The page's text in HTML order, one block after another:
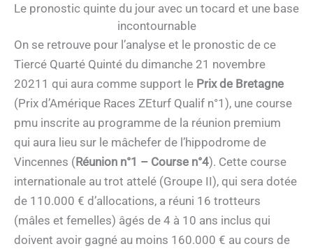
Le pronostic quinte du jour avec un tocard et une base
incontournable
On se retrouve pour l’analyse et le pronostic de ce
Tiercé Quarté Quinté du dimanche 21 novembre
20211 qui aura comme support le Prix de Bretagne
(Prix d’Amérique Races ZEturf Qualif n°1), une course
pmu inscrite au programme de la réunion premium
qui aura lieu sur le mâchefer de l’hippodrome de
Vincennes (Réunion n°1 – Course n°4). Cette course
internationale au trot attelé (Groupe II), qui sera dotée
de 110.000 € d’allocations, a réuni 16 trotteurs
(mâles et femelles) âgés de 4 à 10 ans inclus qui
doivent avoir gagné au moins 160.000 € au cours de